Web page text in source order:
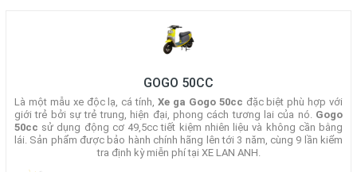
GOGO 50CC
Là một mẫu xe độc lạ, cá tính, Xe ga Gogo 50cc đặc biệt phù hợp với
giới trẻ bởi sự trẻ trung, hiện đại, phong cách tương lai của nó. Gogo
50cc sử dụng động cơ 49,5cc tiết kiệm nhiên liệu và không cần bằng
lái. Sản phẩm được bảo hành chính hãng lên tới 3 năm, cùng 9 lần kiểm
tra định kỳ miễn phí tại XE LAN ANH.